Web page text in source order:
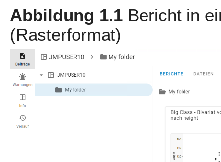
Abbildung 1.1 Bericht in
(Rasterformat)